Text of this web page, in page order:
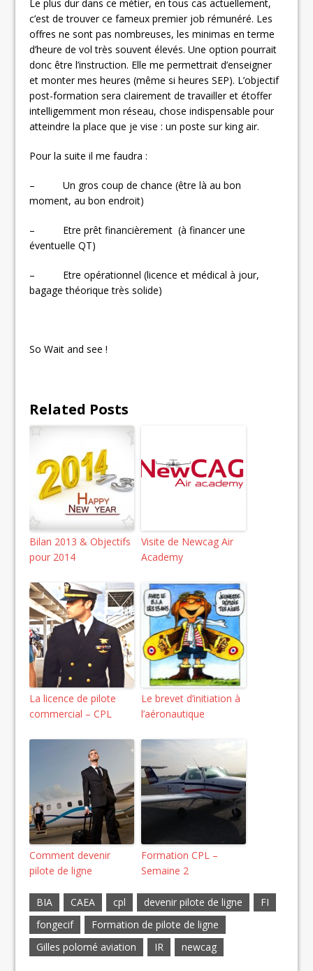
Le plus dur dans ce métier, en tous cas actuellement,
c’est de trouver ce fameux premier job rémunéré. Les
offres ne sont pas nombreuses, les minimas en terme
d’heure de vol très souvent élevés. Une option pourrait
donc être l’instruction. Elle me permettrait d’enseigner
et monter mes heures (même si heures SEP). L’objectif
post-formation sera clairement de travailler et étoffer
intelligemment mon réseau, chose indispensable pour
atteindre la place que je vise : un poste sur king air.
Pour la suite il me faudra :
– Un gros coup de chance (être là au bon
moment, au bon endroit)
– Etre prêt financièrement (à financer une
éventuelle QT)
– Etre opérationnel (licence et médical à jour,
bagage théorique très solide)
So Wait and see !
Related Posts
Bilan 2013 & Objectifs
pour 2014
Visite de Newcag Air
Academy
La licence de pilote
commercial – CPL
Le brevet d’initiation à
l’aéronautique
Comment devenir
pilote de ligne
Formation CPL –
Semaine 2
BIA CAEA cpl devenir pilote de ligne
FI
fongecif
Formation de pilote de ligne
Gilles polomé aviation
IR newcag